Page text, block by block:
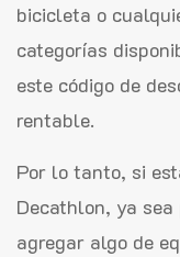
bicicleta o
categorías
este código de
rentable.
Por lo tanto, si
Decathlon, ya
agregar algo de